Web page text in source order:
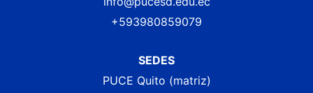
+593980859079
SEDES
PUCE Quito (matriz)